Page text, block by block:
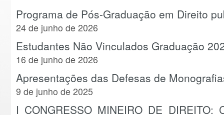
Programa de Pós-Graduação em Direito
24 de junho de 2026
Estudantes Não Vinculados Graduação
16 de junho de 2026
Apresentações das Defesas de
9 de junho de 2025
I CONGRESSO MINEIRO DE DIREITO: